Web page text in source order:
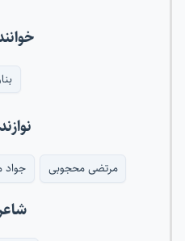
مرتضی محجوبی جواد